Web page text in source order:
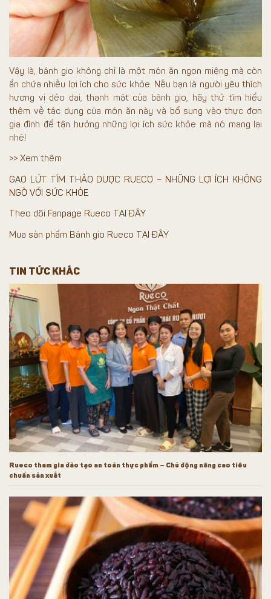
Vậy là, bánh gio không chỉ là một món ăn ngon miệng mà còn
ẩn chứa nhiều lợi ích cho sức khỏe. Nếu bạn là người yêu thích
hương vị dẻo dai, thanh mát của bánh gio, hãy thử tìm hiểu
thêm về tác dụng của món ăn này và bổ sung vào thực đơn
gia đình để tận hưởng những lợi ích sức khỏe mà nó mang lại
nhé!
>> Xem thêm
GẠO LỨT TÍM THẢO DƯỢC RUECO – NHỮNG LỢI ÍCH KHÔNG
NGỜ VỚI SỨC KHỎE
Theo dõi Fanpage Rueco TẠI ĐÂY
Mua sản phẩm Bánh gio Rueco TẠI ĐÂY
TIN TỨC KHÁC
Rueco tham gia đào tạo an toàn thực phẩm – Chủ động nâng cao tiêu
chuẩn sản xuất